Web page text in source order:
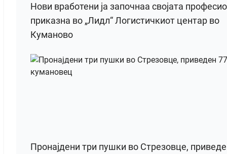
Нови вработени ја започнаа својата
приказна во „Лидл“ Логистичкиот центар во
Куманово
Пронајдени три пушки во Стрезовце,